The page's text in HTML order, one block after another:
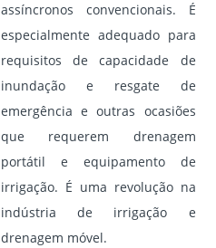
assíncronos convencionais. É
especialmente adequado para
requisitos de capacidade de
inundação e resgate de
emergência e outras ocasiões
que requerem drenagem
portátil e equipamento de
irrigação. É uma revolução na
indústria de irrigação e
drenagem móvel.